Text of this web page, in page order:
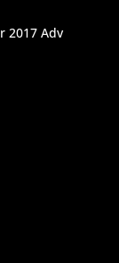
2017 Adv